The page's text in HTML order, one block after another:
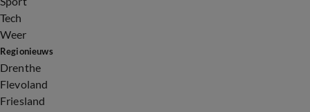
Tech
Weer
Regionieuws
Drenthe
Flevoland
Friesland